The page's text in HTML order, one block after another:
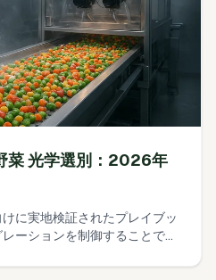
菜 光学選別：2026年
に実地検証されたプレイブッ
ーションを制御することで、
します。